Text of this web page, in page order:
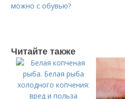
можно с обувью?
Читайте также